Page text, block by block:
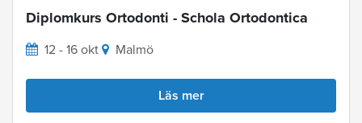
Diplomkurs Ortodonti - Schola Ortodontica
12 - 16 okt Malmö
Läs mer